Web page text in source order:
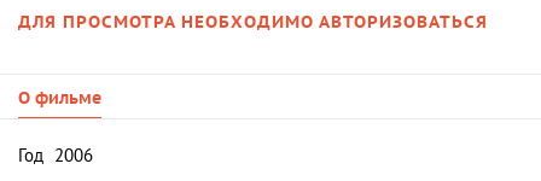
ДЛЯ ПРОСМОТРА НЕОБХОДИМО АВТОРИЗОВАТЬСЯ
О фильме
Год 2006